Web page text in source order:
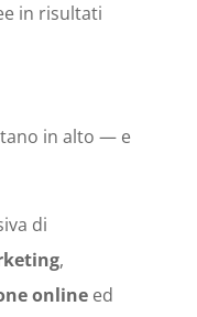
in risultati
in alto — e
di
,
onlineed